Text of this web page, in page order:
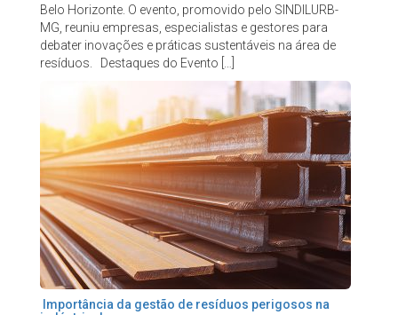
Belo Horizonte. O evento, promovido pelo SINDILURB-
MG, reuniu empresas, especialistas e gestores para
debater inovações e práticas sustentáveis na área de
resíduos. Destaques do Evento […]
Importância da gestão de resíduos perigosos na